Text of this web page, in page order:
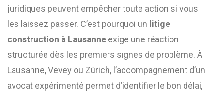
juridiques peuvent empêcher toute action si vous
les laissez passer. C’est pourquoi un litige
construction à Lausanne exige une réaction
structurée dès les premiers signes de problème. À
Lausanne, Vevey ou Zürich, l’accompagnement d’un
avocat expérimenté permet d’identifier le bon délai,